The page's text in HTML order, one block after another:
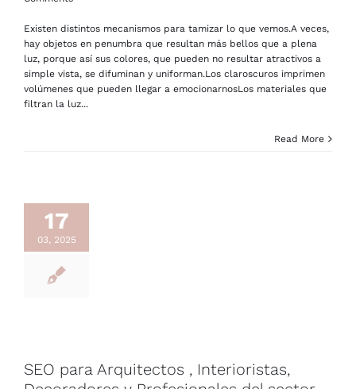
Existen distintos mecanismos para tamizar lo que vemos.A veces,
hay objetos en penumbra que resultan más bellos que a plena
luz, porque así sus colores, que pueden no resultar atractivos a
simple vista, se difuminan y uniforman.Los claroscuros imprimen
volúmenes que pueden llegar a emocionarnosLos materiales que
filtran la luz...
Read More
17
03, 2025
SEO para Arquitectos , Interioristas,